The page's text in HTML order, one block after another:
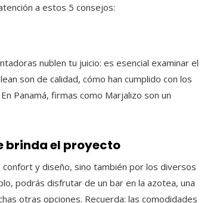
a estos 5 consejos:
nublen tu juicio: es esencial examinar el
son de calidad, cómo han cumplido con los
Panamá, firmas como Marjalizo son un
brinda el proyecto
y diseño, sino también por los diversos
podrás disfrutar de un bar en la azotea, una
otras opciones. Recuerda: las comodidades